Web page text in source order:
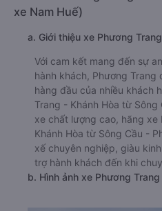
xe Nam Huế)
a. Giới thiệu xe Phương Trang
Với cam kết mang đến sự
hành khách, Phương
hàng đầu của nhiều khách
Trang - Khánh Hòa từ Sông
xe chất lượng cao, hãng xe
Khánh Hòa từ Sông Cầu -
xế chuyên nghiệp, giàu
trợ hành khách đến khi
b. Hình ảnh xe Phương Trang